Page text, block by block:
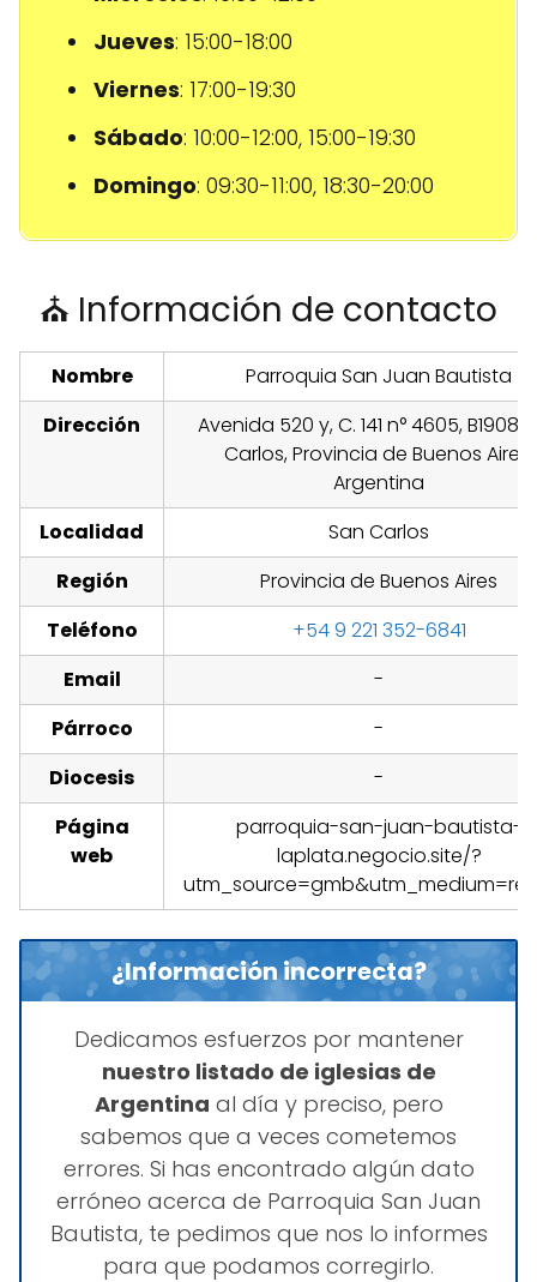
Jueves: 15:00-18:00
Viernes: 17:00-19:30
Sábado: 10:00-12:00, 15:00-19:30
Domingo: 09:30-11:00, 18:30-20:00
⛪ Información de contacto
Nombre
Parroquia San Juan Bautista
Dirección
Avenida 520 y, C. 141 n° 4605, B1908
Carlos, Provincia de Buenos Aires,
Argentina
Localidad
San Carlos
Región
Provincia de Buenos Aires
Teléfono
+54 9 221 352-6841
Email
-
Párroco
-
Diocesis
-
Página
web
parroquia-san-juan-bautista-
laplata.negocio.site/?
¿Información incorrecta?
Dedicamos esfuerzos por mantener
nuestro listado de iglesias de
Argentina al día y preciso, pero
sabemos que a veces cometemos
errores. Si has encontrado algún dato
erróneo acerca de Parroquia San Juan
Bautista, te pedimos que nos lo informes
para que podamos corregirlo.